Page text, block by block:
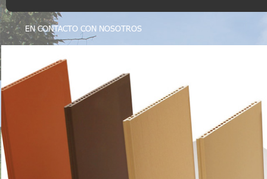
EN CONTACTO CON NOSOTROS